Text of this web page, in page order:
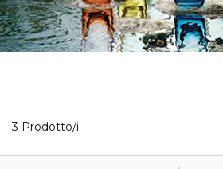
3 Prodotto/i